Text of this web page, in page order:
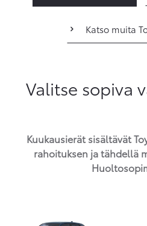
Katso muita
Valitse sopiva
Kuukausierät sisältävät
rahoituksen ja tähdellä